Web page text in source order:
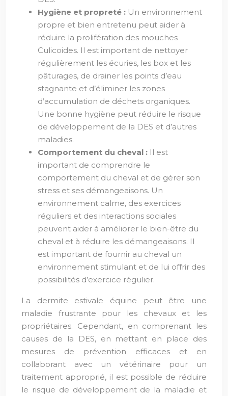
Hygiène et propreté : Un environnement
propre et bien entretenu peut aider à
réduire la prolifération des mouches
Culicoides. Il est important de nettoyer
régulièrement les écuries, les box et les
pâturages, de drainer les points d’eau
stagnante et d’éliminer les zones
d’accumulation de déchets organiques.
Une bonne hygiène peut réduire le risque
de développement de la DES et d’autres
maladies.
Comportement du cheval : Il est
important de comprendre le
comportement du cheval et de gérer son
stress et ses démangeaisons. Un
environnement calme, des exercices
réguliers et des interactions sociales
peuvent aider à améliorer le bien-être du
cheval et à réduire les démangeaisons. Il
est important de fournir au cheval un
environnement stimulant et de lui offrir des
possibilités d’exercice régulier.
La dermite estivale équine peut être une
maladie frustrante pour les chevaux et les
propriétaires. Cependant, en comprenant les
causes de la DES, en mettant en place des
mesures de prévention efficaces et en
collaborant avec un vétérinaire pour un
traitement approprié, il est possible de réduire
le risque de développement de la maladie et